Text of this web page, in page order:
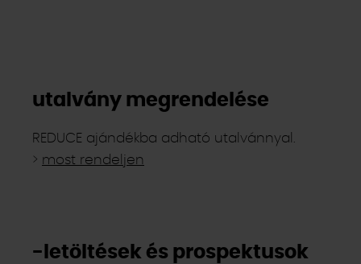
utalvány megrendelése
REDUCE ajándékba adható utalvánnyal.
> most rendeljen
-letöltések és prospektusok